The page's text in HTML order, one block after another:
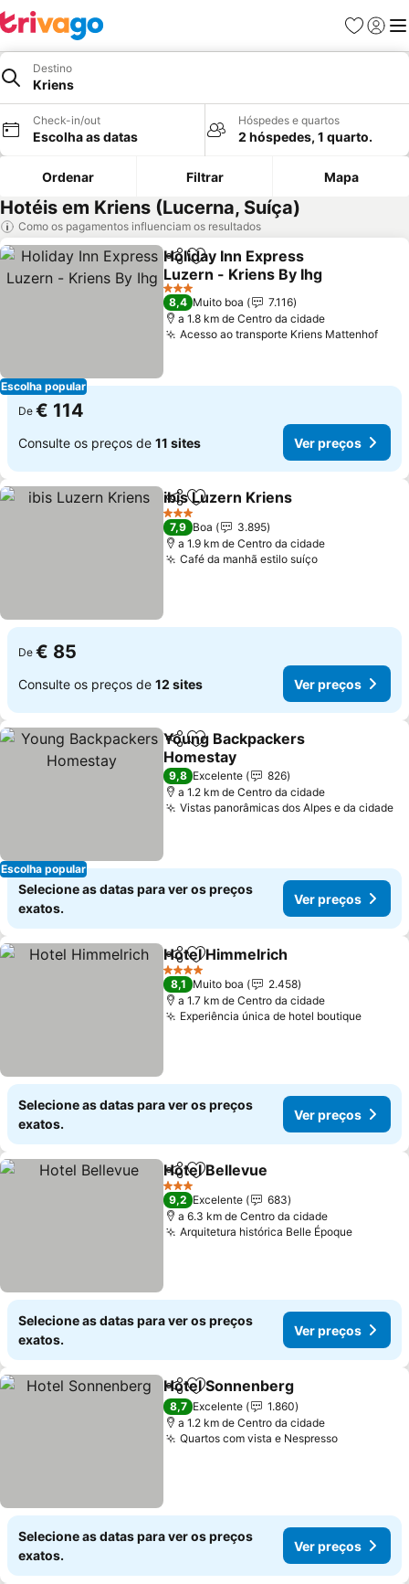
Favoritos
Iniciar
Destino
Kriens
Check-in/out
Escolha as datas
Hóspedes e quartos
2 hóspedes, 1 quarto.
Ordenar Filtrar Mapa
Hotéis em Kriens (Lucerna, Suíça)
Como os pagamentos influenciam os resultados
Escolha popular
PartilharAdicionar aos favoritos
Holiday Inn Express
Luzern - Kriens By Ihg
Ver preços
3 Estrelas
8,4 Muito boa
7.116
a 1.8 km de Centro da cidade
Acesso ao transporte Kriens MattenhofVer
De € 114
Consulte os preços de 11 sites Ver preços
PartilharAdicionar aos favoritos
ibis Luzern Kriens
3 Estrelas
7,9 Boa
3.895
a 1.9 km de Centro da cidade
Café da manhã estilo suíçoVer preços
De € 85
Consulte os preços de 12 sites Ver preços
Escolha popular
PartilharAdicionar aos favoritos
Young Backpackers
Homestay
Ver preços
9,8 Excelente
826
a 1.2 km de Centro da cidade
Vistas panorâmicas dos Alpes e da cidade
Selecione as datas para ver os preços
exatos.
Ver preços
PartilharAdicionar aos favoritos
Hotel Himmelrich
4 Estrelas
8,1 Muito boa
2.458
a 1.7 km de Centro da cidade
Experiência única de hotel boutiqueVer
Selecione as datas para ver os preços
exatos.
Ver preços
PartilharAdicionar aos favoritos
Hotel Bellevue
3 Estrelas
9,2 Excelente
683
a 6.3 km de Centro da cidade
Arquitetura histórica Belle ÉpoqueVer
Selecione as datas para ver os preços
exatos.
Ver preços
PartilharAdicionar aos favoritos
Hotel Sonnenberg
8,7 Excelente
1.860
a 1.2 km de Centro da cidade
Quartos com vista e NespressoVer
Selecione as datas para ver os preços
exatos.
Ver preços